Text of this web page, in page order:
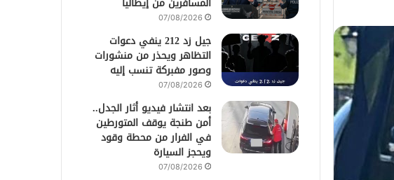
07/08/2026
جيل زد 212 ينفي دعوات
التظاهر ويحذر من منشورات
وصور مفبركة تنسب إليه
07/08/2026
بعد انتشار فيديو أثار الجدل..
أمن طنجة يوقف المتورطين
في الفرار من محطة وقود
ويحجز السيارة
07/08/2026